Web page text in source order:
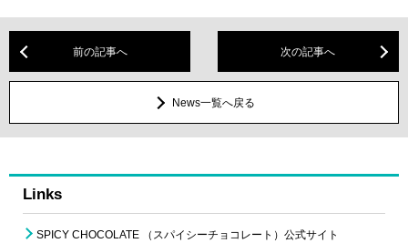
前の記事へ 次の記事へ
News一覧へ戻る
Links
SPICY CHOCOLATE （スパイシーチョコレート）公式サイト